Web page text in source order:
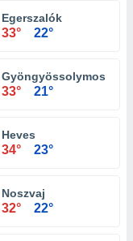
Egerszalók
33° 22°
Gyöngyössolymos
33° 21°
Heves
34° 23°
Noszvaj
32° 22°